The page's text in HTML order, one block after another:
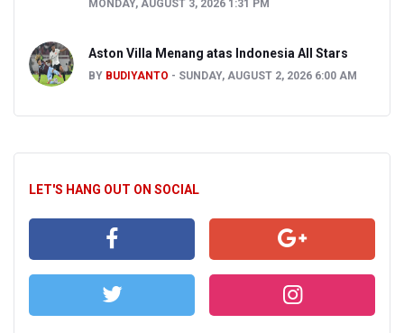
MONDAY, AUGUST 3, 2026 1:31 PM
Aston Villa Menang atas Indonesia All Stars
BY BUDIYANTO SUNDAY, AUGUST 2, 2026 6:00 AM
LET'S HANG OUT ON SOCIAL